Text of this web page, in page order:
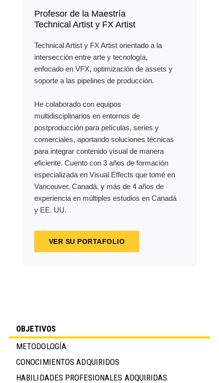
Profesor de la Maestría
Technical Artist y FX Artist
Technical Artist y FX Artist orientado a la
intersección entre arte y tecnología,
enfocado en VFX, optimización de assets y
soporte a las pipelines de producción.
He colaborado con equipos
multidisciplinarios en entornos de
postproducción para películas, series y
comerciales, aportando soluciones técnicas
para integrar contenido visual de manera
eficiente. Cuento con 3 años de formación
especializada en Visual Effects que tomé en
Vancouver, Canadá, y más de 4 años de
experiencia en múltiples estudios en Canadá
y EE. UU.
VER SU PORTAFOLIO
OBJETIVOS
METODOLOGÍA
CONOCIMIENTOS ADQUIRIDOS
HABILIDADES PROFESIONALES ADQUIRIDAS